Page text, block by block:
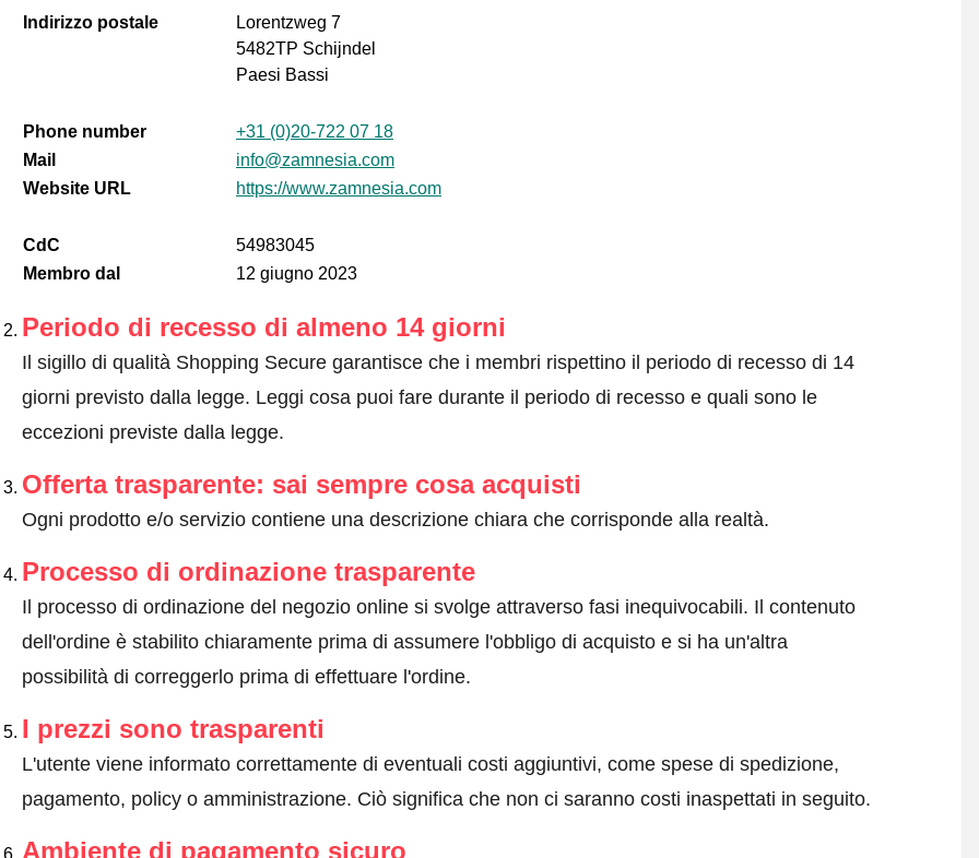
Indirizzo postale
Lorentzweg 7
5482TP Schijndel
Paesi Bassi
Phone number
+31 (0)20-722 07 18
Mail
info@zamnesia.com
Website URL
https://www.zamnesia.com
CdC
54983045
Membro dal
12 giugno 2023
Periodo di recesso di almeno 14 giorni
Il sigillo di qualità Shopping Secure garantisce che i membri rispettino il periodo di recesso di 14
giorni previsto dalla legge. Leggi cosa puoi fare durante il periodo di recesso e quali sono le
eccezioni previste dalla legge.
Offerta trasparente: sai sempre cosa acquisti
Ogni prodotto e/o servizio contiene una descrizione chiara che corrisponde alla realtà.
Processo di ordinazione trasparente
Il processo di ordinazione del negozio online si svolge attraverso fasi inequivocabili. Il contenuto
dell'ordine è stabilito chiaramente prima di assumere l'obbligo di acquisto e si ha un'altra
possibilità di correggerlo prima di effettuare l'ordine.
I prezzi sono trasparenti
L'utente viene informato correttamente di eventuali costi aggiuntivi, come spese di spedizione,
pagamento, policy o amministrazione. Ciò significa che non ci saranno costi inaspettati in seguito.
Ambiente di pagamento sicuro